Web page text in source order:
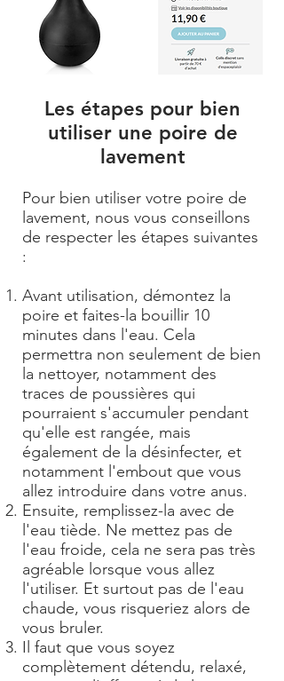
Les étapes pour bien
utiliser une poire de
lavement
Pour bien utiliser votre poire de
lavement, nous vous conseillons
de respecter les étapes suivantes
:
Avant utilisation, démontez la
poire et faites-la bouillir 10
minutes dans l'eau. Cela
permettra non seulement de bien
la nettoyer, notamment des
traces de poussières qui
pourraient s'accumuler pendant
qu'elle est rangée, mais
également de la désinfecter, et
notamment l'embout que vous
allez introduire dans votre anus.
Ensuite, remplissez-la avec de
l'eau tiède. Ne mettez pas de
l'eau froide, cela ne sera pas très
agréable lorsque vous allez
l'utiliser. Et surtout pas de l'eau
chaude, vous risqueriez alors de
vous bruler.
Il faut que vous soyez
complètement détendu, relaxé,